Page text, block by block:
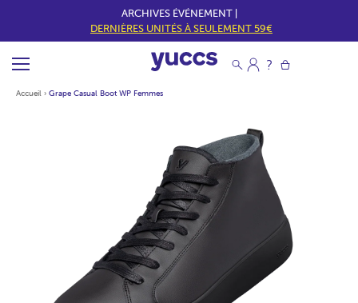
ARCHIVES ÉVÉNEMENT |
DERNIÈRES UNITÉS À SEULEMENT 59€
Accueil › Grape Casual Boot WP Femmes